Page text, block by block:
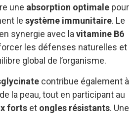
une absorption optimale pour
le système immunitaire. Le
synergie avec lavitamine B6
les défenses naturelles et
global de l’organisme.
contribue également à
la peau, tout en participant au
forts et ongles résistants. Une